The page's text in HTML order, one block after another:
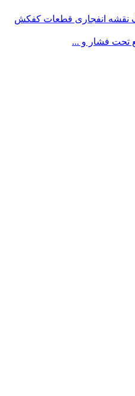
نقشه انفجاری قطعات کفکش